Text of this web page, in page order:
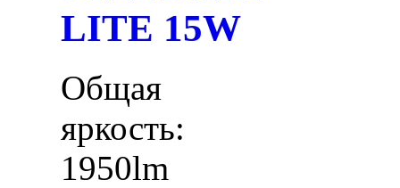
LITE 15W
Общая
яркость:
1950lm